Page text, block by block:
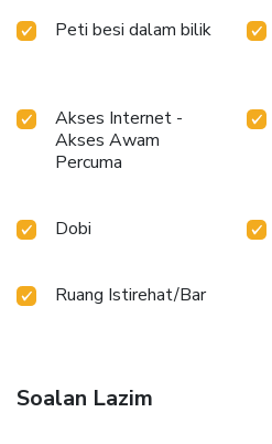
Peti besi dalam bilik
Akses Internet -
Akses Awam
Percuma
Dobi
Ruang Istirehat/Bar
Soalan Lazim